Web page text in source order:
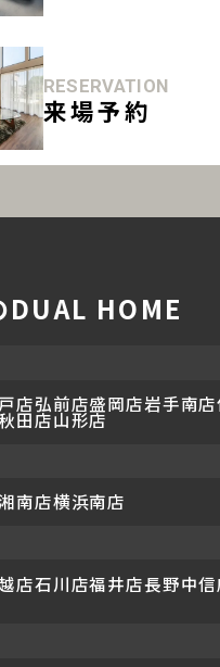
RESERVATION
来場予約
DUAL HOME
店弘前店盛岡店岩手南店
田店山形店
南店横浜南店
店石川店福井店長野中